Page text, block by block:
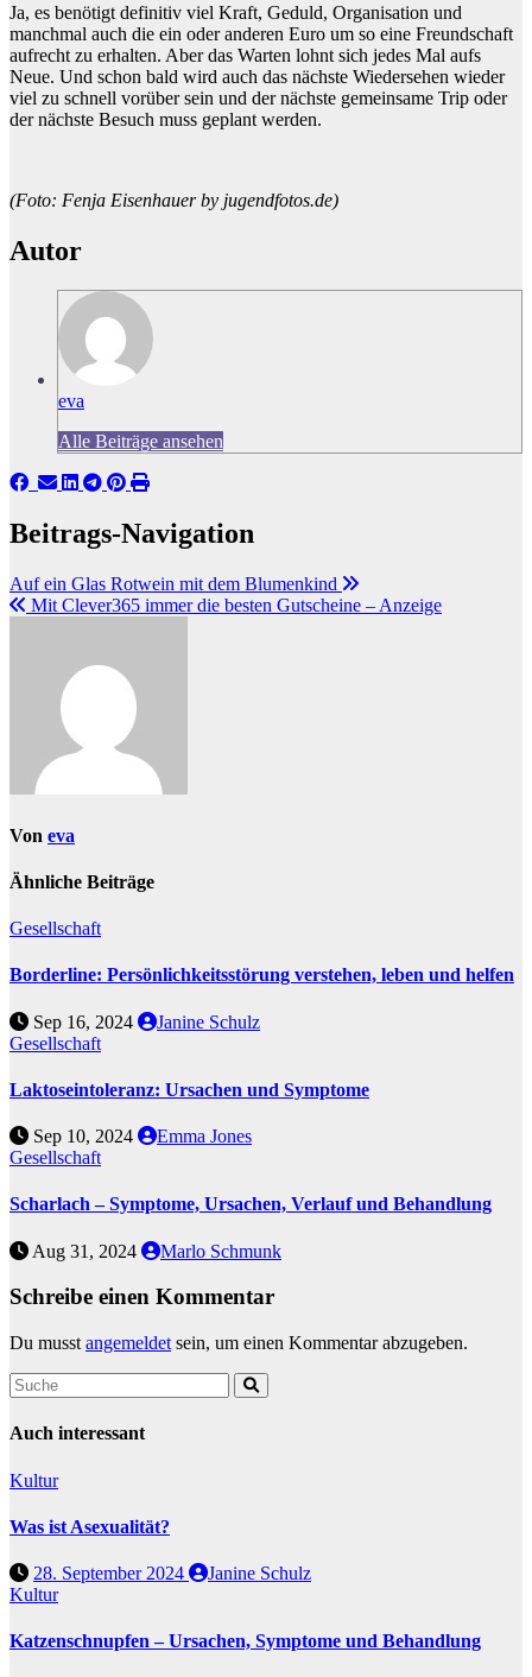
Ja, es benötigt definitiv viel Kraft, Geduld, Organisation und
manchmal auch die ein oder anderen Euro um so eine Freundschaft
aufrecht zu erhalten. Aber das Warten lohnt sich jedes Mal aufs
Neue. Und schon bald wird auch das nächste Wiedersehen wieder
viel zu schnell vorüber sein und der nächste gemeinsame Trip oder
der nächste Besuch muss geplant werden.
(Foto: Fenja Eisenhauer by jugendfotos.de)
Autor
eva
Alle Beiträge ansehen
Beitrags-Navigation
Auf ein Glas Rotwein mit dem Blumenkind
Mit Clever365 immer die besten Gutscheine – Anzeige
Von eva
Ähnliche Beiträge
Gesellschaft
Borderline: Persönlichkeitsstörung verstehen, leben und helfen
Sep 16, 2024
Janine Schulz
Gesellschaft
Laktoseintoleranz: Ursachen und Symptome
Sep 10, 2024
Emma Jones
Gesellschaft
Scharlach – Symptome, Ursachen, Verlauf und Behandlung
Aug 31, 2024 Marlo Schmunk
Schreibe einen Kommentar
Du musst angemeldet sein, um einen Kommentar abzugeben.
Auch interessant
Kultur
Was ist Asexualität?
28. September 2024
Janine Schulz
Kultur
Katzenschnupfen – Ursachen, Symptome und Behandlung